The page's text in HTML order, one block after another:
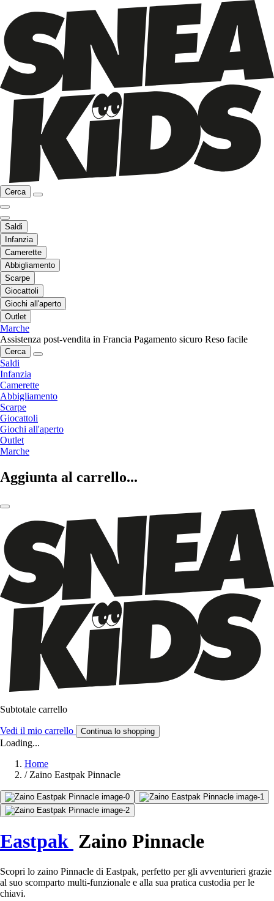
Cerca
Saldi
Infanzia
Camerette
Abbigliamento
Scarpe
Giocattoli
Giochi all'aperto
Outlet
Marche
Assistenza post-vendita in Francia Pagamento sicuro Reso facile
Cerca
Saldi
Infanzia
Camerette
Abbigliamento
Scarpe
Giocattoli
Giochi all'aperto
Outlet
Marche
Aggiunta al carrello...
Subtotale carrello
Vedi il mio carrello Continua lo shopping
Loading...
Home
/ Zaino Eastpak Pinnacle
Eastpak Zaino Pinnacle
Scopri lo zaino Pinnacle di Eastpak, perfetto per gli avventurieri grazie
al suo scomparto multi-funzionale e alla sua pratica custodia per le
chiavi.